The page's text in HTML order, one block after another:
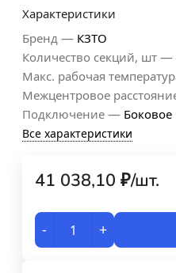
Характеристики
Бренд — КЗТО
Количество секций, шт —
Макс. рабочая
Межцентровое
Подключение — Боковое
Все характеристики
41 038,10 ₽/шт.
- +